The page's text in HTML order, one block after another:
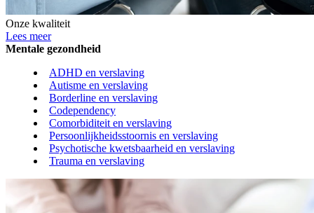
Onze kwaliteit
Lees meer
Mentale gezondheid
ADHD en verslaving
Autisme en verslaving
Borderline en verslaving
Codependency
Comorbiditeit en verslaving
Persoonlijkheidsstoornis en verslaving
Psychotische kwetsbaarheid en verslaving
Trauma en verslaving